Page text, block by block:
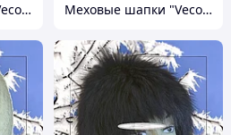
Меховые шапки "Vecons" Меховые шапки "Vecons"